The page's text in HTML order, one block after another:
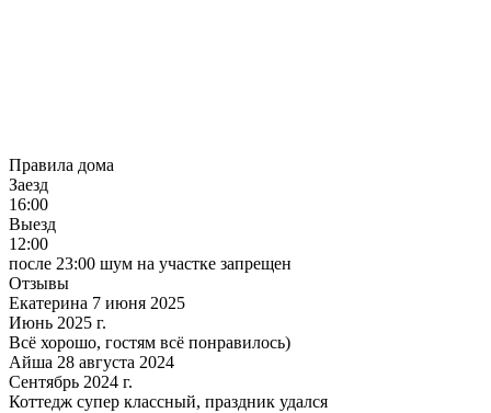
Правила дома
Заезд
16:00
Выезд
12:00
после 23:00 шум на участке запрещен
Отзывы
Екатерина 7 июня 2025
Июнь 2025 г.
Всё хорошо, гостям всё понравилось)
Айша 28 августа 2024
Сентябрь 2024 г.
Коттедж супер классный, праздник удался